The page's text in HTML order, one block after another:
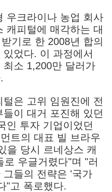
우크라이나 농업 회사
캐피털에 매각하는 대
기로 한 2008년 합의
었다. 이 과정에서
소 1,200만 달러가
은 고위 임원진에 전
이 대거 포진해 있던
인 투자 기업이었던
트의 대표 빌 브라우
을 당시 르네상스 캐
우글거렸다"며 "러
들의 전략은 '국가
"고 폭로했다.